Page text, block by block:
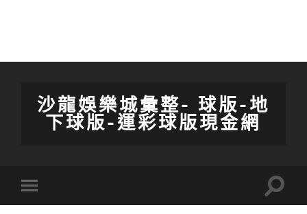
沙龍娛樂城彙整- 球版-地
下球版-運彩球版現金網
Toggle
mobile
Toggle